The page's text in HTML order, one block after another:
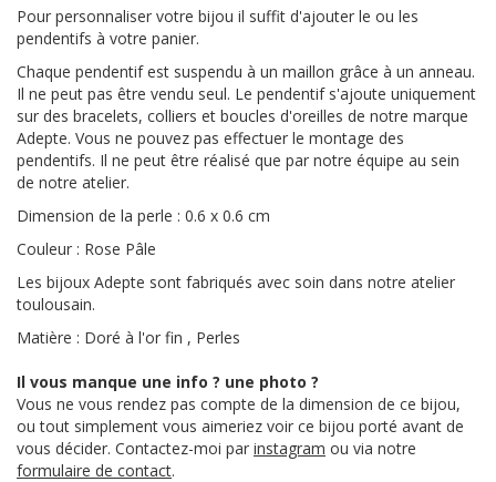
Pour personnaliser votre bijou il suffit d'ajouter le ou les
pendentifs à votre panier.
Chaque pendentif est suspendu à un maillon grâce à un anneau.
Il ne peut pas être vendu seul. Le pendentif s'ajoute uniquement
sur des bracelets, colliers et boucles d'oreilles de notre marque
Adepte. Vous ne pouvez pas effectuer le montage des
pendentifs. Il ne peut être réalisé que par notre équipe au sein
de notre atelier.
Dimension de la perle : 0.6 x 0.6 cm
Couleur : Rose Pâle
Les bijoux Adepte sont fabriqués avec soin dans notre atelier
toulousain.
Matière : Doré à l'or fin , Perles
Il vous manque une info ? une photo ?
Vous ne vous rendez pas compte de la dimension de ce bijou,
ou tout simplement vous aimeriez voir ce bijou porté avant de
vous décider. Contactez-moi par instagram ou via notre
formulaire de contact.